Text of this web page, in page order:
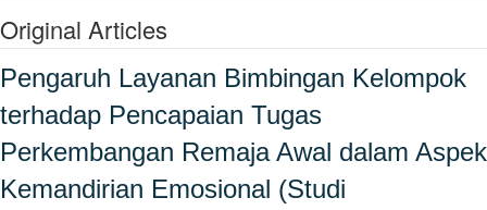
Original Articles
Pengaruh Layanan Bimbingan Kelompok
terhadap Pencapaian Tugas
Perkembangan Remaja Awal dalam Aspek
Kemandirian Emosional (Studi